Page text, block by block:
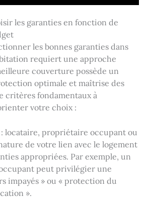
les garanties en fonction de
les bonnes garanties dans
requiert une approche
couverture possède un
optimale et maîtrise des
critères fondamentaux à
votre choix :
: locataire, propriétaire occupant ou
de votre lien avec le logement
appropriées. Par exemple, un
peut privilégier une
impayés » ou « protection du
».